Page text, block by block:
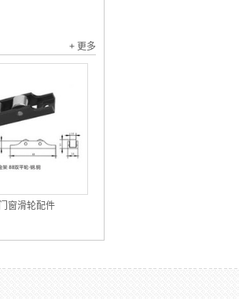
+ 更多
门窗滑轮配件